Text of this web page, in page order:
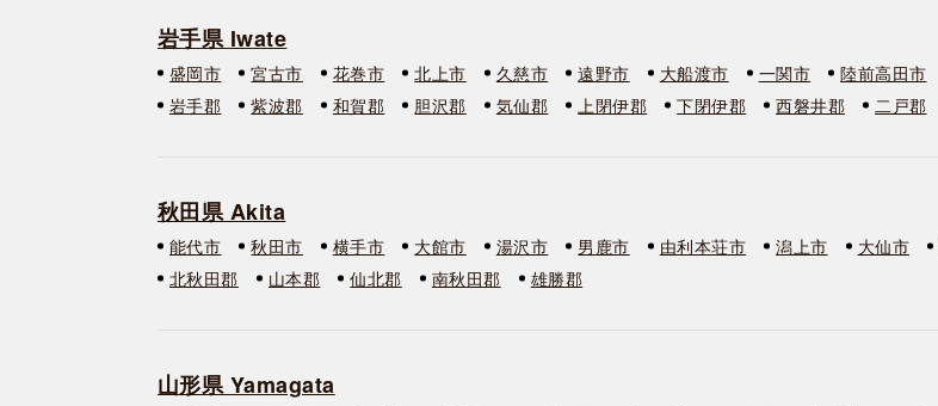
岩手県 Iwate
盛岡市 宮古市 花巻市 北上市 久慈市 遠野市 大船渡市 一関市 陸前高田市
岩手郡
紫波郡 和賀郡 胆沢郡 気仙郡 上閉伊郡 下閉伊郡 西磐井郡 二戸郡
秋田県 Akita
能代市 秋田市 横手市 大館市 湯沢市 男鹿市 由利本荘市 潟上市 大仙市
北秋田郡
山本郡 仙北郡 南秋田郡 雄勝郡
山形県 Yamagata